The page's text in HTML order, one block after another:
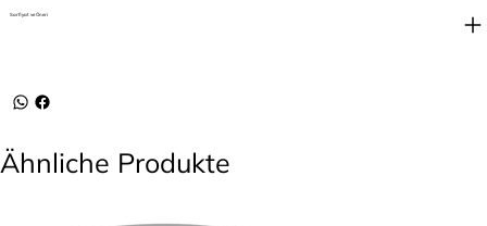
Sarfiyat ve Öneri
Ähnliche Produkte